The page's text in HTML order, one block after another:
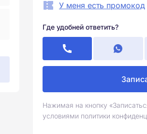
У меня есть промокод
Где удобней ответить?
Нажимая на кнопку
условиями политики